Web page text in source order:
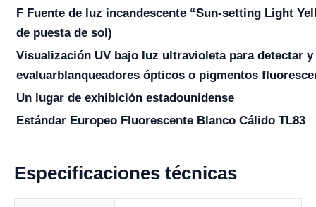
F Fuente de luz incandescente “Sun-setting Light
de puesta de sol)
Visualización UV bajo luz ultravioleta para detectar y
evaluarblanqueadores ópticos o pigmentos
Un lugar de exhibición estadounidense
Estándar Europeo Fluorescente Blanco Cálido TL83
Especificaciones técnicas